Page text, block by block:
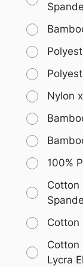
Nylon
100%
Cotton
Cotton
Cotton
Lycra